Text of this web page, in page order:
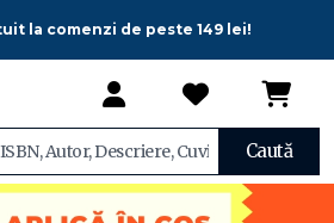
la comenzi de peste 149 lei!
Caută